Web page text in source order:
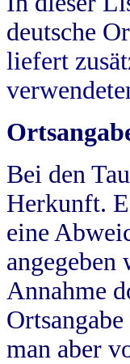
deutsche
liefert
Bei den
Herkunft.
eine
Annahme
man aber